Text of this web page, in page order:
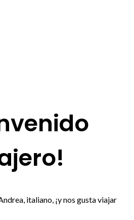
italiano, ¡y nos gusta viajar